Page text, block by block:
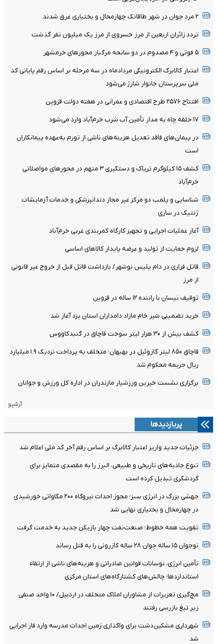
۲ مرد جوان در شهر طاقانک چهارمحال و بختیاری غرق شدند
تردد زائران اربعین از مرز خسروی از مرز یک میلیون نفر گذشت
۵ فوتی و ۴ مصدوم در دو سانحه مرگبار محورهای خرمشهر
اعتبار کالابرگ الکترونیکی مردادماه در سه مرحله بر اساس رقم پایانی کد
ملی سرپرستان خانوار شارژ می‌شود
افتتاح ۲۵۷۶ طرح اقتصادی و عمرانی در هفته دولت قزوین
۱۷ حلقه چاه به مدار تأمین آب شرب خرم‌‌آباد وارد می‌شود
در پیمان‌های فاقد تعدیل هزینه‌های ناشی از تورم به‌عهده پیمانکاران
است
کشف ۱۵ کیلوگرم تریاک و دستگیری ۳ متهم در محورهای مواصلاتی
خرم‌آباد
شناسایی و پلمب دو مرکز غیر مجاز دندانپزشکی و خدمات آزمایشات
ژنتیک در ساری
آغاز عملیات اجرایی و تجهیز کارگاه کمربندی غربی خرم‌آباد
لزوم حمایت از تولید و عرضه پایدار کالاهای اساسی
قاتل فراری در دام پلیس نوشهر/ بازداشت قاتل قبل از خروج غیر قانونی
از مرز
توقیف نیسان با راننده ۱۲ ساله در قزوین
خرید تضمینی شیر خام مازاد دامداران استان یزد آغاز شد
کشف بیش از ۳۰ هزار لیتر سوخت قاچاق در گنبدکاووس
قاچاق ۸۵۰ لیتر گازوئیل در بهبهان؛ متخلف به پرداخت نزدیک ۱.۹ میلیارد
ریال جریمه محکوم شد
برگزاری نشست خیرین ورزشیار مازندران در اداره کل ورزش و جوانان
آرشیو
پربازدیدها
جزئیات جدید واریز اعتبار کالابرگ بر اساس رقم آخر کد ملی اعلام شد
تنوع جاذبه‌های تاریخی و طبیعی، البرز را به مقصدی متمایز برای
گردشگری تبدیل کرده است
جهشی بزرگ در انرژی سبز؛ مجوز احداث نیروگاه ۲۰۰ مگاواتی خورشیدی
در چهارمحال‌ و بختیاری نهایی شد
تقویت همه خطوط؛ صنعت‌نفت چهار بازیکن جدید به خدمت گرفت
نوجوان ۱۵ ساله جوان ۲۸ ساله کازرونی را به قتل رساند
تأمین انرژی، نوسانات قوانین صادراتی و هزینه‌های ناشی از ارتقاء
استانداردها؛ چالش‌های کشتارگاه‌های استان مرکزی
مچ‌گیری تعزیرات از مشاوران املاک متخلف در اردبیل/ ۱۰ واحد صنفی
زیر تیغ بازرسی رفتند
شهرداری مشکین‌دشت برای واگذاری زمین احداث مدرسه وارد فاز اجرایی
شد